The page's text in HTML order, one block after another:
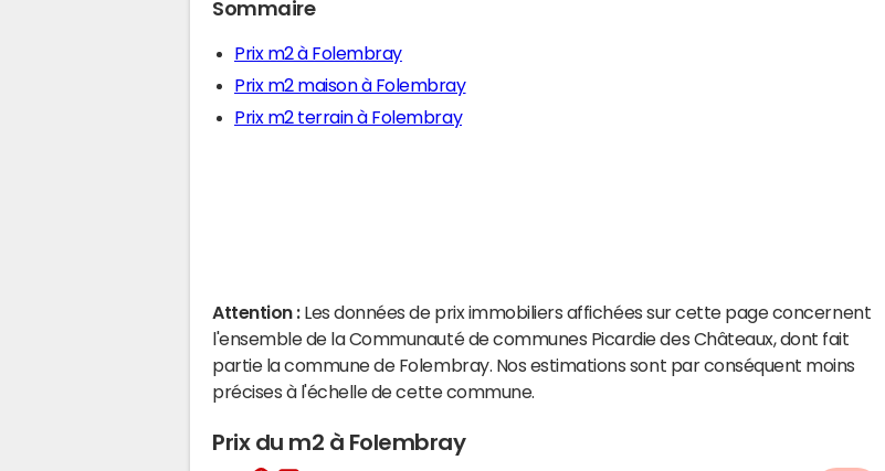
Sommaire
Prix m2 à Folembray
Prix m2 maison à Folembray
Prix m2 terrain à Folembray
Attention : Les données de prix immobiliers affichées sur cette page concernent
l'ensemble de la Communauté de communes Picardie des Châteaux, dont fait
partie la commune de Folembray. Nos estimations sont par conséquent moins
précises à l'échelle de cette commune.
Prix du m2 à Folembray